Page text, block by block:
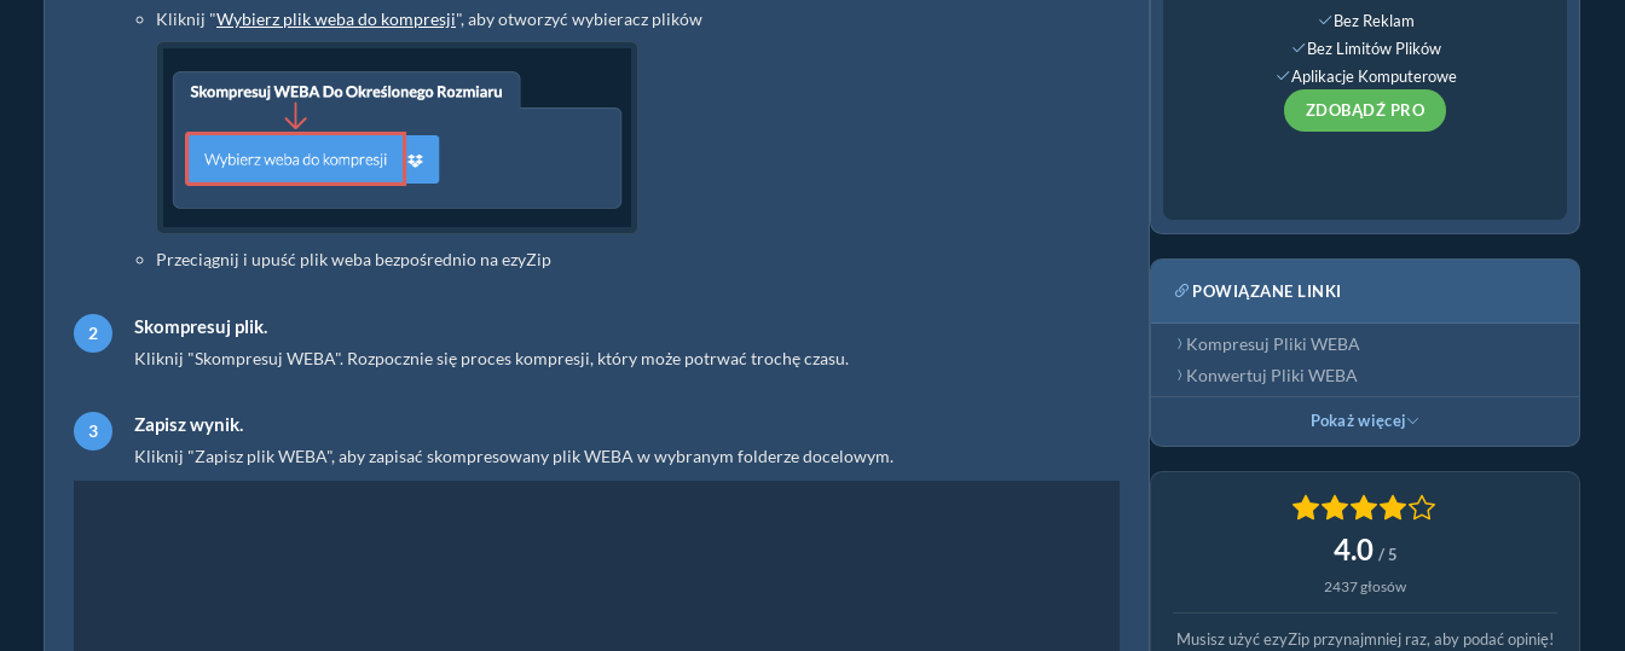
Kliknij "Wybierz plik weba do kompresji", aby otworzyć wybieracz plików
Przeciągnij i upuść plik weba bezpośrednio na ezyZip
Skompresuj plik.
Kliknij "Skompresuj WEBA". Rozpocznie się proces kompresji, który może potrwać trochę czasu.
Zapisz wynik.
Kliknij "Zapisz plik WEBA", aby zapisać skompresowany plik WEBA w wybranym folderze docelowym.
Bez Reklam
Bez Limitów Plików
Aplikacje Komputerowe
ZDOBĄDŹ PRO
POWIĄZANE LINKI
Kompresuj Pliki WEBA
Konwertuj Pliki WEBA
Pokaż więcej
4.0 / 5
2437 głosów
Musisz użyć ezyZip przynajmniej raz, aby podać opinię!